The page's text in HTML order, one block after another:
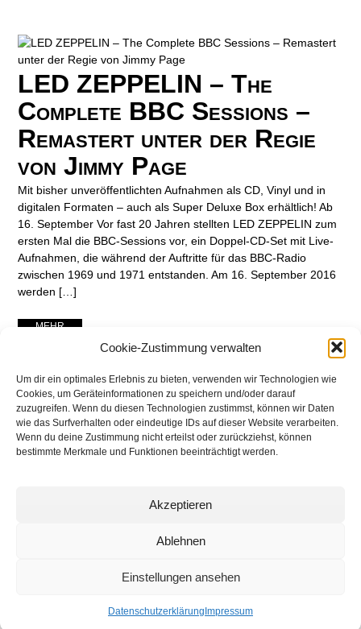
Cookie-Zustimmung verwalten
Um dir ein optimales Erlebnis zu bieten, verwenden wir Technologien wie
Cookies, um Geräteinformationen zu speichern und/oder darauf
zuzugreifen. Wenn du diesen Technologien zustimmst, können wir Daten
wie das Surfverhalten oder eindeutige IDs auf dieser Website verarbeiten.
Wenn du deine Zustimmung nicht erteilst oder zurückziehst, können
bestimmte Merkmale und Funktionen beeinträchtigt werden.
Akzeptieren
Ablehnen
Einstellungen ansehen
Datenschutzerklärung Impressum
LED ZEPPELIN – The
Complete BBC Sessions –
Remastert unter der Regie
von Jimmy Page
Mit bisher unveröffentlichten Aufnahmen als CD, Vinyl und in
digitalen Formaten – auch als Super Deluxe Box erhältlich! Ab
16. September Vor fast 20 Jahren stellten LED ZEPPELIN zum
ersten Mal die BBC-Sessions vor, ein Doppel-CD-Set mit Live-
Aufnahmen, die während der Auftritte für das BBC-Radio
zwischen 1969 und 1971 entstanden. Am 16. September 2016
werden […]
... MEHR ...
networking Media | Artist
Communication
© 2025 networking Media - Kai Manke